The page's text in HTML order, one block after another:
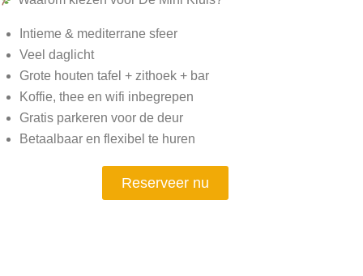
Intieme & mediterrane sfeer
Veel daglicht
Grote houten tafel + zithoek + bar
Koffie, thee en wifi inbegrepen
Gratis parkeren voor de deur
Betaalbaar en flexibel te huren
Reserveer nu